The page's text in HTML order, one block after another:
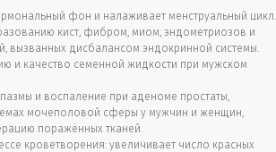
фон и налаживает менструальный цикл.
кист, фибром, миом, эндометриозов и
вызванных дисбалансом эндокринной системы.
и качество семенной жидкости при мужском
и воспаление при аденоме простаты,
мочеполовой сферы у мужчин и женщин,
поражённых тканей.
кроветворения: увеличивает число красных